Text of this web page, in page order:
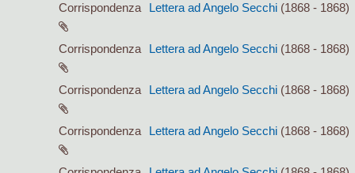
Corrispondenza
Lettera ad Angelo Secchi (1868 - 1868)
Corrispondenza Lettera ad Angelo Secchi (1868 - 1868)
Corrispondenza Lettera ad Angelo Secchi (1868 - 1868)
Corrispondenza Lettera ad Angelo Secchi (1868 - 1868)